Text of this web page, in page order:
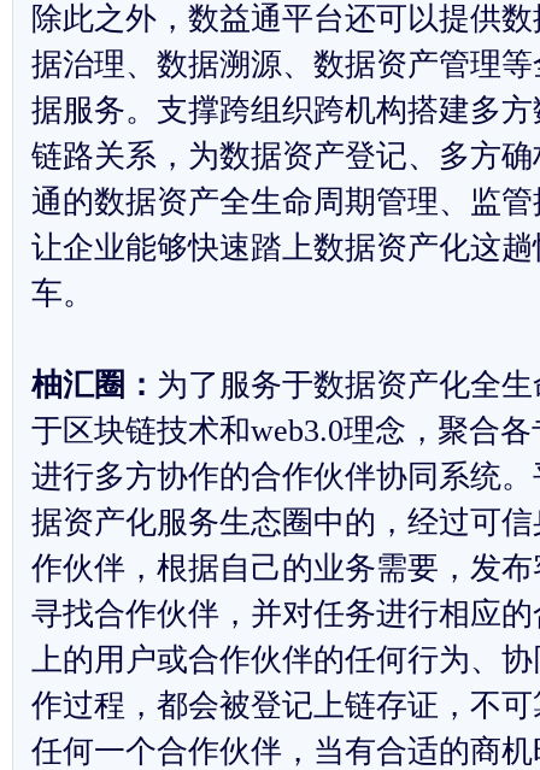
除此之外，数益通平台还可以提供
据治理、数据溯源、数据资产管理
据服务。支撑跨组织跨机构搭建多
链路关系，为数据资产登记、多方
通的数据资产全生命周期管理、监
让企业能够快速踏上数据资产化这
车。
柚汇圈： 为了服务于数据资产化全
于区块链技术和web3.0理念，聚合
进行多方协作的合作伙伴协同系统
据资产化服务生态圈中的，经过可
作伙伴，根据自己的业务需要，发
寻找合作伙伴，并对任务进行相应
上的用户或合作伙伴的任何行为、
作过程，都会被登记上链存证，不
任何一个合作伙伴，当有合适的商